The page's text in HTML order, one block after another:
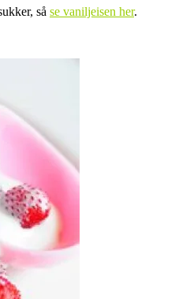
så se vaniljeisen her.